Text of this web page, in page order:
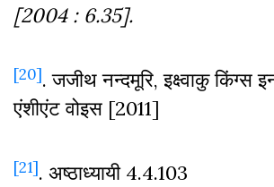
[2004 : 6.35].
[20]. जजीथ नन्दमूरि, इक्ष्वाकु किंग्स
एंशीएंट वोइस [2011]
[21]. अष्ठाध्यायी 4.4.103